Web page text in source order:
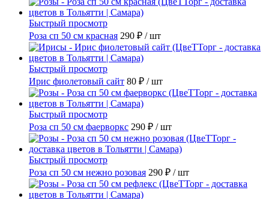
Быстрый просмотр
Роза сп 50 см красная 290 ₽ / шт
Быстрый просмотр
Ирис фиолетовый сайт 80 ₽ / шт
Быстрый просмотр
Роза сп 50 см фаерворкс 290 ₽ / шт
Быстрый просмотр
Роза сп 50 см нежно розовая 290 ₽ / шт